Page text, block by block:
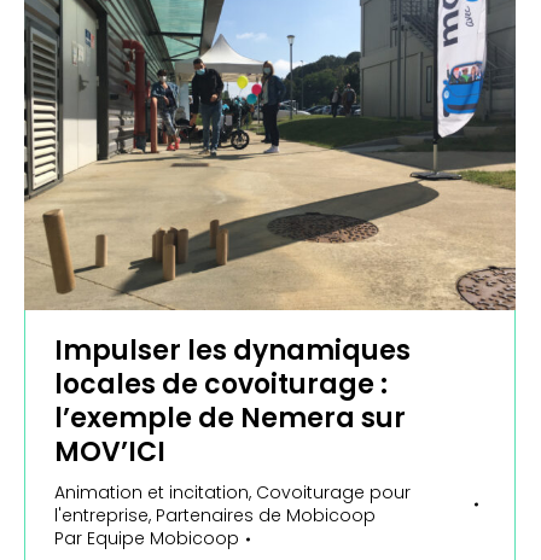
Impulser les dynamiques
locales de covoiturage :
l’exemple de Nemera sur
MOV’ICI
Animation et incitation, Covoiturage pour
l'entreprise, Partenaires de Mobicoop
Par Equipe Mobicoop